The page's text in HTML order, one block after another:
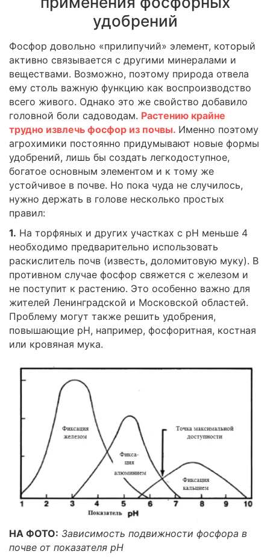
удобрений
Фосфор довольно «прилипучий» элемент, который
активно связывается с другими минералами и
веществами. Возможно, поэтому природа отвела
ему столь важную функцию как воспроизводство
всего живого. Однако это же свойство добавило
головной боли садоводам. Растению крайне
трудно извлечь фосфор из почвы. Именно поэтому
агрохимики постоянно придумывают новые формы
удобрений, лишь бы создать легкодоступное,
богатое основным элементом и к тому же
устойчивое в почве. Но пока чуда не случилось,
нужно держать в голове несколько простых
правил:
1. На торфяных и других участках с pH меньше 4
необходимо предварительно использовать
раскислитель почв (известь, доломитовую муку). В
противном случае фосфор свяжется с железом и
не поступит к растению. Это особенно важно для
жителей Ленинградской и Московской областей.
Проблему могут также решить удобрения,
повышающие pH, например, фосфоритная, костная
или кровяная мука.
НА ФОТО: Зависимость подвижности фосфора в
почве от показателя pH